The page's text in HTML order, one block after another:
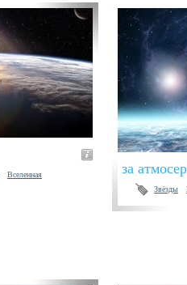
Вселенная за
Звёзды